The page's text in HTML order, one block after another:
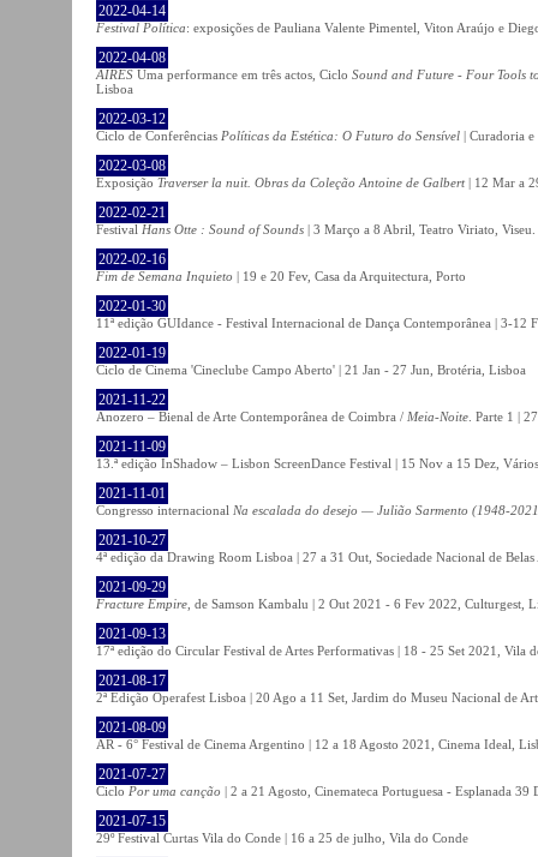
2022-04-14
Festival Política: exposições de Pauliana Valente Pimentel, Viton Araújo e
2022-04-08
AIRES Uma performance em três actos, Ciclo Sound and Future - Four Tools
Lisboa
2022-03-12
Ciclo de Conferências Políticas da Estética: O Futuro do Sensível | Curadoria
2022-03-08
Exposição Traverser la nuit. Obras da Coleção Antoine de Galbert | 12 Mar a
2022-02-21
Festival Hans Otte : Sound of Sounds | 3 Março a 8 Abril, Teatro Viriato, Viseu.
2022-02-16
Fim de Semana Inquieto | 19 e 20 Fev, Casa da Arquitectura, Porto
2022-01-30
11ª edição GUIdance - Festival Internacional de Dança Contemporânea | 3-12
2022-01-19
Ciclo de Cinema 'Cineclube Campo Aberto' | 21 Jan - 27 Jun, Brotéria, Lisboa
2021-11-22
Anozero – Bienal de Arte Contemporânea de Coimbra / Meia-Noite . Parte 1 |
2021-11-09
13.ª edição InShadow – Lisbon ScreenDance Festival | 15 Nov a 15 Dez,
2021-11-01
Congresso internacional Na escalada do desejo — Julião Sarmento (1948-
2021-10-27
4ª edição da Drawing Room Lisboa | 27 a 31 Out, Sociedade Nacional de
2021-09-29
Fracture Empire , de Samson Kambalu | 2 Out 2021 - 6 Fev 2022, Culturgest,
2021-09-13
17ª edição do Circular Festival de Artes Performativas | 18 - 25 Set 2021, Vila
2021-08-17
2ª Edição Operafest Lisboa | 20 Ago a 11 Set, Jardim do Museu Nacional de
2021-08-09
AR - 6° Festival de Cinema Argentino | 12 a 18 Agosto 2021, Cinema Ideal,
2021-07-27
Ciclo Por uma canção | 2 a 21 Agosto, Cinemateca Portuguesa - Esplanada 39
2021-07-15
29º Festival Curtas Vila do Conde | 16 a 25 de julho, Vila do Conde